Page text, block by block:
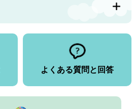
よくある質問と回答